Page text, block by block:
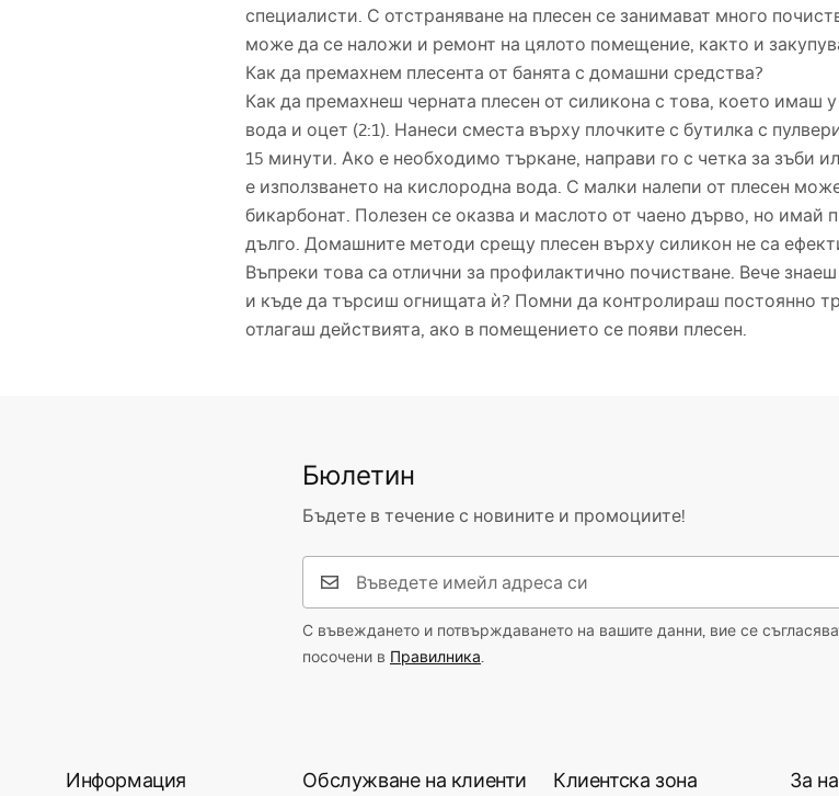
специалисти. С отстраняване на плесен се занимават много
може да се наложи и ремонт на цялото помещение, както и
Как да премахнем плесента от банята с домашни средства?
Как да премахнеш черната плесен от силикона с това, което имаш
вода и оцет (2:1). Нанеси сместа върху плочките с бутилка с
15 минути. Ако е необходимо търкане, направи го с четка за зъби
е използването на кислородна вода. С малки налепи от плесен
бикарбонат. Полезен се оказва и маслото от чаено дърво, но имай
дълго. Домашните методи срещу плесен върху силикон не са
Въпреки това са отлични за профилактично почистване. Вече
и къде да търсиш огнищата ѝ? Помни да контролираш постоянно
отлагаш действията, ако в помещението се появи плесен.
Бюлетин
Бъдете в течение с новините и промоциите!
С въвеждането и потвърждаването на вашите данни, вие се
посочени в Правилника.
Информация Обслужване на клиенти Клиентска зона За